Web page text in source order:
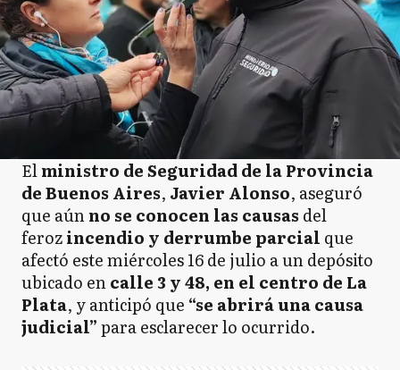
Elministro de Seguridad de la Provincia
de Buenos Aires, Javier Alonso, aseguró
que aúnno se conocen las causas del
ferozincendio y derrumbe parcial que
afectó este miércoles 16 de julio a un depósito
ubicado encalle 3 y 48, en el centro de La
Plata, y anticipó que “se abrirá una causa
judicial”para esclarecer lo ocurrido.